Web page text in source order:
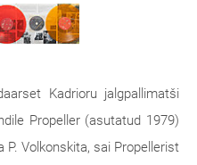
Kadrioru jalgpallimatši
Propeller (asutatud 1979)
P. Volkonskita, sai Propellerist